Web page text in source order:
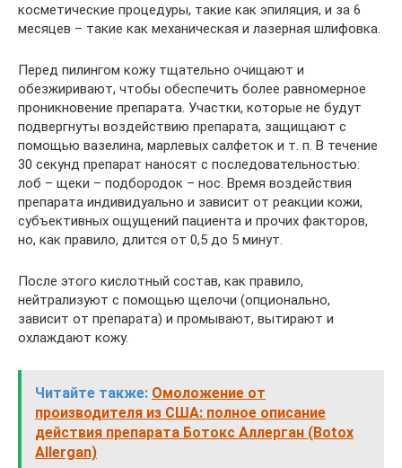
косметические процедуры, такие как эпиляция, и за 6
месяцев – такие как механическая и лазерная шлифовка.
Перед пилингом кожу тщательно очищают и
обезжиривают, чтобы обеспечить более равномерное
проникновение препарата. Участки, которые не будут
подвергнуты воздействию препарата, защищают с
помощью вазелина, марлевых салфеток и т. п. В течение
30 секунд препарат наносят с последовательностью:
лоб – щеки – подбородок – нос. Время воздействия
препарата индивидуально и зависит от реакции кожи,
субъективных ощущений пациента и прочих факторов,
но, как правило, длится от 0,5 до 5 минут.
После этого кислотный состав, как правило,
нейтрализуют с помощью щелочи (опционально,
зависит от препарата) и промывают, вытирают и
охлаждают кожу.
Читайте также: Омоложение от
производителя из США: полное описание
действия препарата Ботокс Аллерган (Botox
Allergan)